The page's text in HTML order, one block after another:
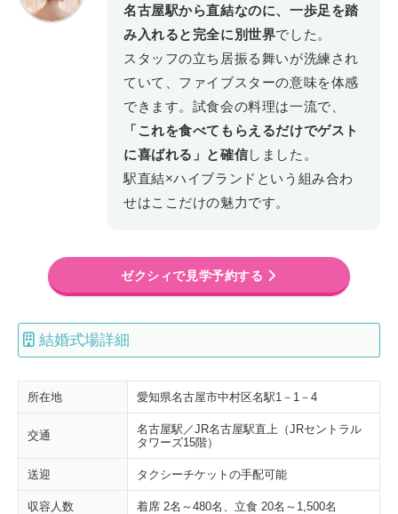
名古屋駅から直結なのに、一歩足を踏
み入れると完全に別世界でした。
スタッフの立ち居振る舞いが洗練され
ていて、ファイブスターの意味を体感
できます。試食会の料理は一流で、
「これを食べてもらえるだけでゲスト
に喜ばれる」と確信しました。
駅直結×ハイブランドという組み合わ
せはここだけの魅力です。
ゼクシィで見学予約する
結婚式場詳細
所在地 愛知県名古屋市中村区名駅1－1－4
交通
名古屋駅／JR名古屋駅直上（JRセントラル
タワーズ15階）
送迎 タクシーチケットの手配可能
収容人数 着席 2名～480名、立食 20名～1,500名